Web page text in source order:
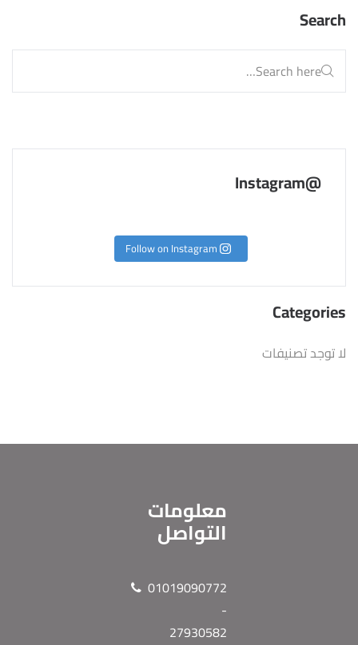
Search
@Instagram
Follow on Instagram
Categories
لا توجد تصنيفات
معلومات
التواصل
01019090772
-
27930582